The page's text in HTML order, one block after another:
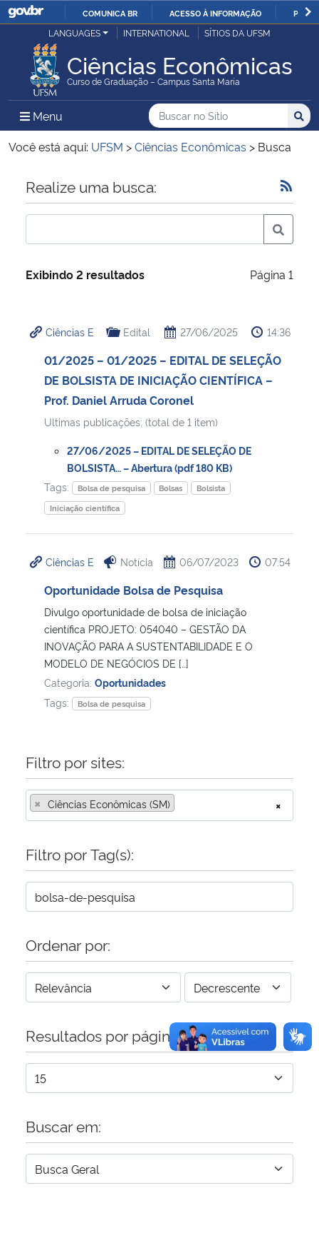
IR
O
COMUNICA BR ACESSO À INFORMAÇÃO
Ministério da Justiça e Segurança Pública
Ministério da Defesa
Ministério das Relações Exteriores
Ministério da Economia
Ministério da Infraestrutura
Ministério da Cidadania
Ministério de Minas e Energia
Ministério da Ciência, Tecnologia, Inovações e Comunicações
Ministério do Meio Ambiente
Ministério do Desenvolvimento Regional
Controladoria-Geral da União
Ministério da Mulher, da Família e dos Direitos Humanos
Secretaria de Governo
Banco Central do Brasil
Planalto
LANGUAGES INTERNATIONAL SÍTIOS DA UFSM
Ciências Econômicas
Curso de Graduação – Campus Santa Maria
Menu Menu Principal do Sítio
Busca
Buscar no no Sítio
Busca:
Você está aqui: UFSM >Ciências Econômicas > Busca
Início do conteúdo
Realize uma busca:
Exibindo 2 resultados Página 1
Ciências E Edital 27/06/2025 14:36
01/2025 – 01/2025 – EDITAL DE SELEÇÃO
DE BOLSISTA DE INICIAÇÃO CIENTÍFICA –
Prof. Daniel Arruda Coronel
Ultimas publicações: (total de 1 item)
27/06/2025 – EDITAL DE SELEÇÃO DE
BOLSISTA… – Abertura (pdf 180 KB)
Tags:
Bolsa de pesquisa Bolsas
Bolsista
Iniciação científica
Ciências E Notícia 06/07/2023 07:54
Oportunidade Bolsa de Pesquisa
Divulgo oportunidade de bolsa de iniciação
científica PROJETO: 054040 – GESTÃO DA
INOVAÇÃO PARA A SUSTENTABILIDADE E O
MODELO DE NEGÓCIOS DE […]
Categoria: Oportunidades
Tags:
Bolsa de pesquisa
Filtro por sites:
×
× Ciências Econômicas (SM)
Filtro por Tag(s):
Ordenar por:
Resultados por página:
Buscar em: